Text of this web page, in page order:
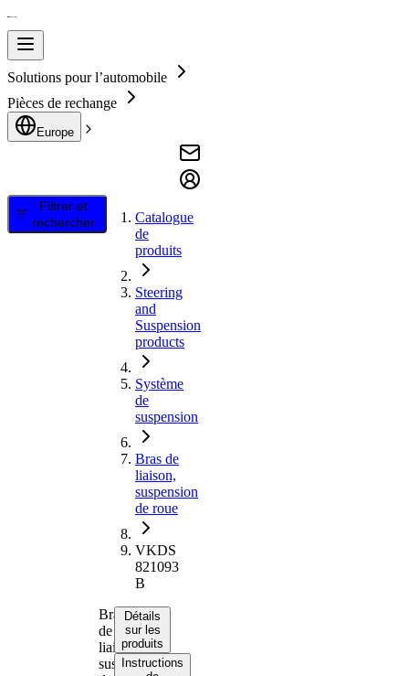
Solutions pour l’automobile
Pièces de rechange
Europe
Filtrer et
rechercher
Catalogue
de
produits
Steering
and
Suspension
products
Système
de
suspension
Bras de
liaison,
suspension
de roue
VKDS
821093
B
Bras
de
liaison,
suspension
Détails
sur les
produits
Instructions